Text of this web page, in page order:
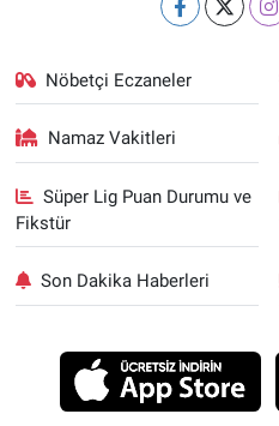
Nöbetçi Eczaneler
Namaz Vakitleri
Süper Lig Puan Durumu ve
Fikstür
Son Dakika Haberleri